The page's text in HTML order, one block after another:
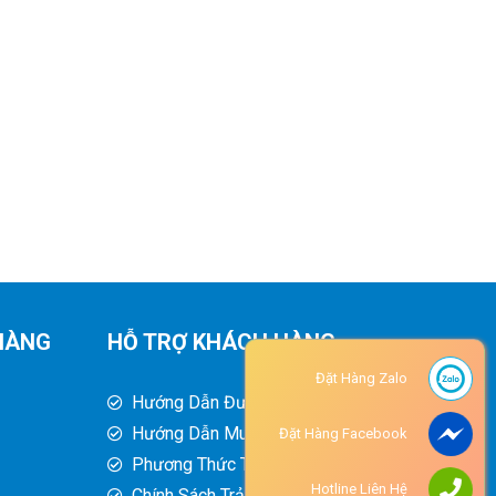
HỖ TRỢ KHÁCH HÀNG
Hướng Dẫn Đường Đi
Hướng Dẫn Mua Hàng
Phương Thức Thanh Toán
Đặt Hàng Zalo
Đặt Hàng Facebook
Hotline Liên Hệ